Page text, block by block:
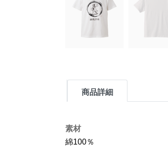
商品詳細
素材
綿100％